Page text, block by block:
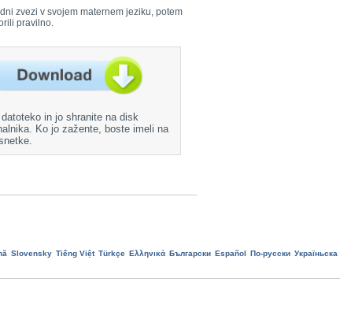
zvezi v svojem maternem jeziku, potem
pravilno.
in jo shranite na disk
Ko jo zažente, boste imeli na
Slovensky Tiếng Việt Türkçe Ελληνικά Български Еspañol По-русски Україньска